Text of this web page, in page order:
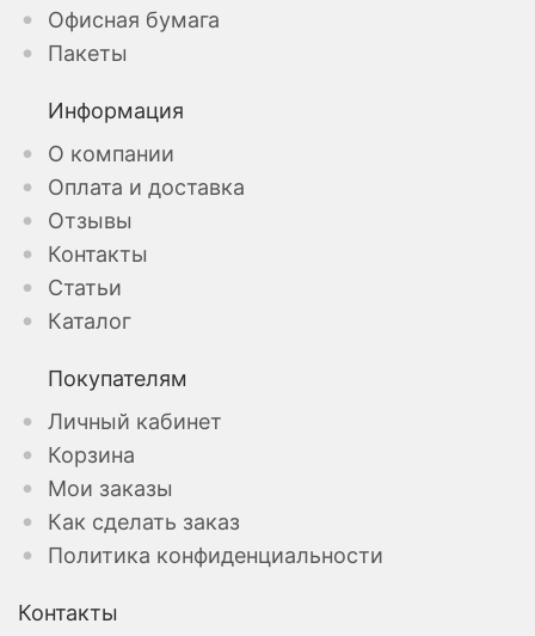
Офисная бумага
Пакеты
Информация
О компании
Оплата и доставка
Отзывы
Контакты
Статьи
Каталог
Покупателям
Личный кабинет
Корзина
Мои заказы
Как сделать заказ
Политика конфиденциальности
Контакты